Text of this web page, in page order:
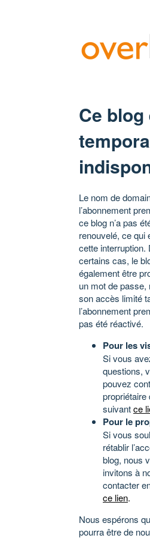
Ce blog
Le nom de
l’abonnement
ce blog n’a pas
renouvelé, ce qui
cette interruption.
certains cas, le
également être
un mot de passe,
son accès limité
l’abonnement
pas été réactivé.
Pour les
Si vous
questions,
pouvez
propriétaire
suivantce
Pour le
Si vous
rétablir
blog, nous
invitons à
contacter
ce lien.
Nous espérons
pourra être de